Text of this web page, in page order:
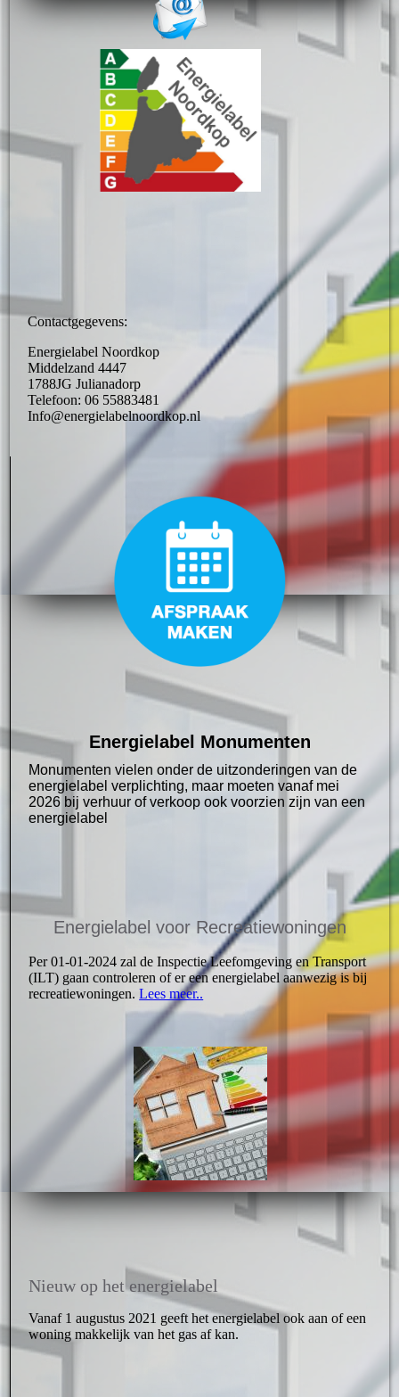
Contactgegevens:
Energielabel Noordkop
Middelzand 4447
1788JG Julianadorp
Telefoon: 06 55883481
Info@energielabelnoordkop.nl
Energielabel Monumenten
Monumenten vielen onder de uitzonderingen van de
energielabel verplichting, maar moeten vanaf mei
2026 bij verhuur of verkoop ook voorzien zijn van een
energielabel
Energielabel voor Recreatiewoningen
Per 01-01-2024 zal de Inspectie Leefomgeving en Transport
(ILT) gaan controleren of er een energielabel aanwezig is bij
recreatiewoningen.Lees meer..
Nieuw op het energielabel
Vanaf 1 augustus 2021 geeft het energielabel ook aan of een
woning makkelijk van het gas af kan.